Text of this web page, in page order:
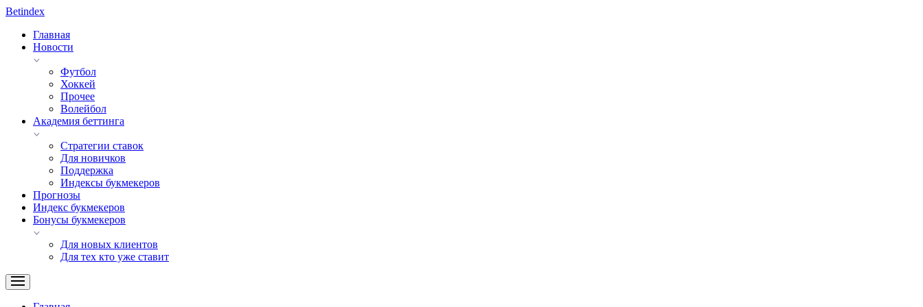
Betindex
Главная
Новости
Футбол
Хоккей
Прочее
Волейбол
Академия беттинга
Стратегии ставок
Для новичков
Поддержка
Индексы букмекеров
Прогнозы
Индекс букмекеров
Бонусы букмекеров
Для новых клиентов
Для тех кто уже ставит